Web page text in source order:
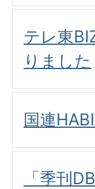
テレ東
りました
国連
「季刊